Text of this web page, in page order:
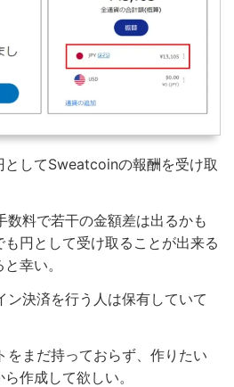
としてSweatcoinの報酬を受け取
数料で若干の金額差は出るかも
円として受け取ることが出来る
幸い。
ン決済を行う人は保有していて
をまだ持っておらず、作りたい
作成して欲しい。